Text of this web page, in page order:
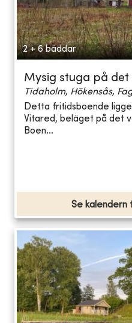
2 + 6 bäddar
Mysig stuga på det
Tidaholm, Hökensås,
Detta fritidsboende
Vitared, beläget på det
Boen...
Se kalendern